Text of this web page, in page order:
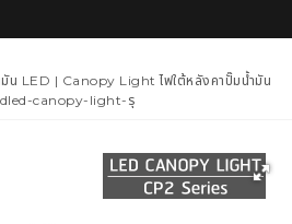
มัน LED | Canopy Light ไฟใต้หลังคาปั๊มน้ำมัน
canopy-light-รุ